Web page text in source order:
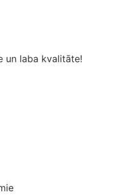
un laba kvalitāte!